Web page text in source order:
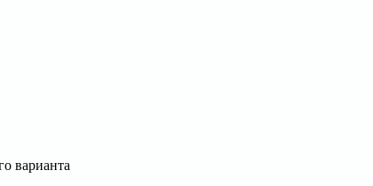
варианта